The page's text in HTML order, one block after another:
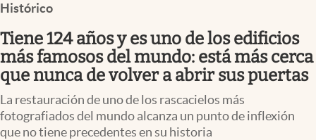
Espiritual
Streaming
PC y mobile
Lifestyle
Histórico
Tiene 124 años y es uno de los edificios
más famosos del mundo: está más cerca
que nunca de volver a abrir sus puertas
La restauración de uno de los rascacielos más
fotografiados del mundo alcanza un punto de inflexión
que no tiene precedentes en su historia